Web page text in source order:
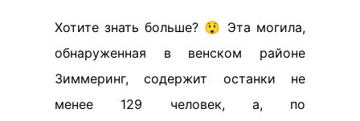
Хотите знать больше? 😲 Эта могила,
обнаруженная в венском районе
Зиммеринг, содержит останки не
менее 129 человек, а, по